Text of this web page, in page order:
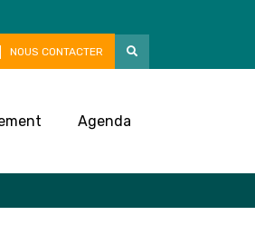
NOUS CONTACTER
Agenda